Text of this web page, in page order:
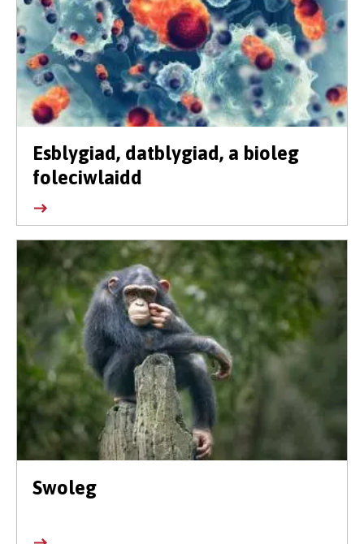
Esblygiad, datblygiad, a bioleg
foleciwlaidd
Swoleg